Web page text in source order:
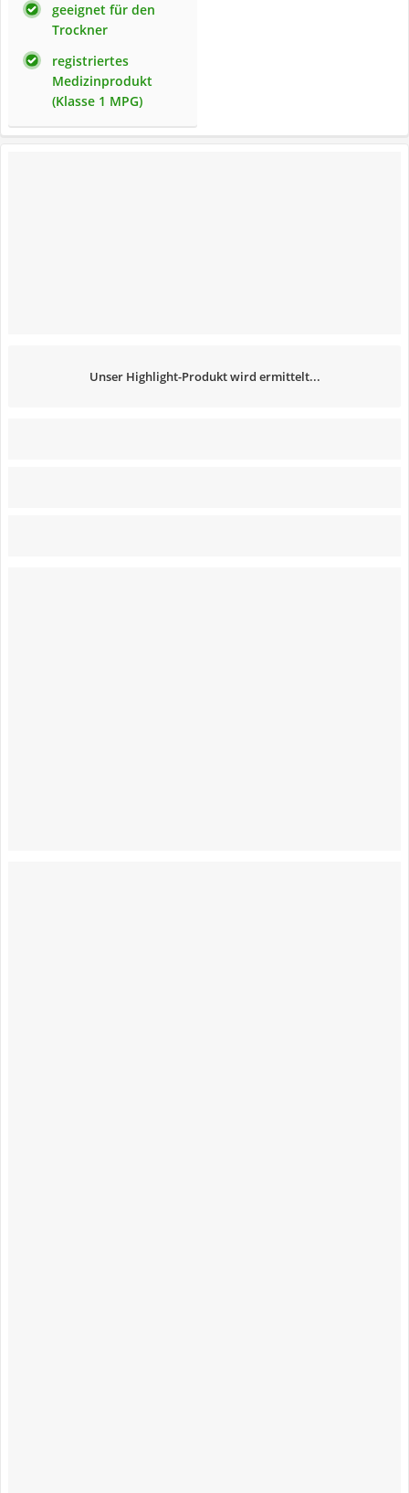
geeignet für den
Trockner
registriertes
Medizinprodukt
(Klasse 1 MPG)
Unser Highlight-Produkt wird ermittelt...